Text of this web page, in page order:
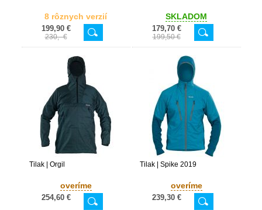
8 rôznych verzií
199,90 €
230,- €
SKLADOM
179,70 €
199,50 €
Tilak | Orgil
overíme
254,60 €
Tilak | Spike 2019
overíme
239,30 €